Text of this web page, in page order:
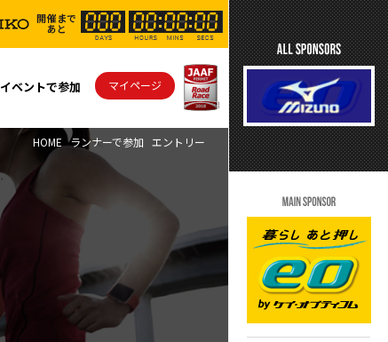
イベントで参加 マイページ
HOME ランナーで参加 エントリー